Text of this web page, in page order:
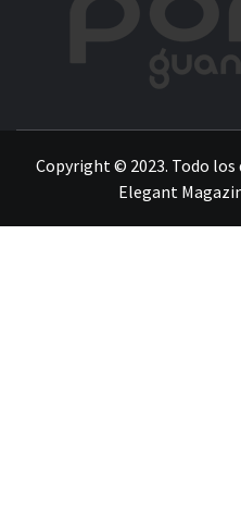
Copyright © 2023. Todo los
Elegant